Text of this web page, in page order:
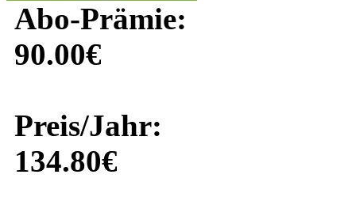
Abo-Prämie:
90.00€
Preis/Jahr:
134.80€